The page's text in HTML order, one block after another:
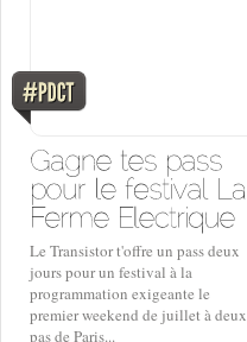
Le Transistor t'offre un pass deux
jours pour un festival à la
programmation exigeante le
premier weekend de juillet à deux
pas de Paris...